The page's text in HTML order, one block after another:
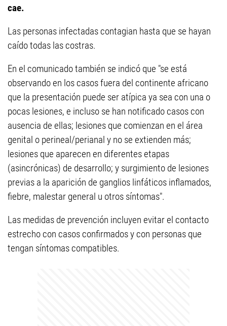
cae.
Las personas infectadas contagian hasta que se hayan
caído todas las costras.
En el comunicado también se indicó que "se está
observando en los casos fuera del continente africano
que la presentación puede ser atípica ya sea con una o
pocas lesiones, e incluso se han notificado casos con
ausencia de ellas; lesiones que comienzan en el área
genital o perineal/perianal y no se extienden más;
lesiones que aparecen en diferentes etapas
(asincrónicas) de desarrollo; y surgimiento de lesiones
previas a la aparición de ganglios linfáticos inflamados,
fiebre, malestar general u otros síntomas".
Las medidas de prevención incluyen evitar el contacto
estrecho con casos confirmados y con personas que
tengan síntomas compatibles.